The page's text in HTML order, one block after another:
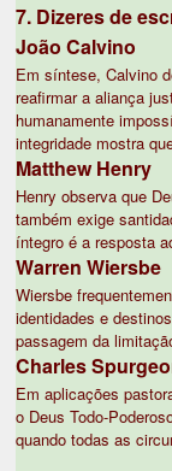
7. Dizeres de
João Calvino
Em síntese, Calvino
reafirmar a aliança
humanamente
integridade mostra
Matthew Henry
Henry observa que
também exige
íntegro é a resposta
Warren Wiersbe
Wiersbe
identidades e
passagem da
Charles
Em aplicações
o Deus Todo-
quando todas as